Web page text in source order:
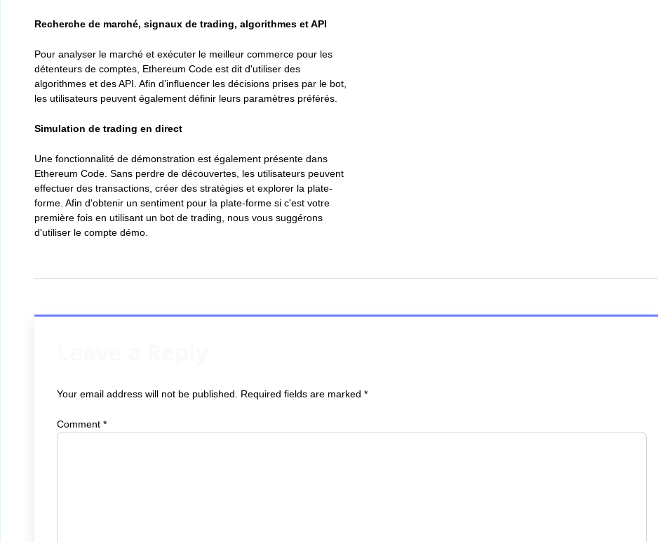
Recherche de marché, signaux de trading, algorithmes et API
Pour analyser le marché et exécuter le meilleur commerce pour les
détenteurs de comptes, Ethereum Code est dit d'utiliser des
algorithmes et des API. Afin d’influencer les décisions prises par le bot,
les utilisateurs peuvent également définir leurs paramètres préférés.
Simulation de trading en direct
Une fonctionnalité de démonstration est également présente dans
Ethereum Code. Sans perdre de découvertes, les utilisateurs peuvent
effectuer des transactions, créer des stratégies et explorer la plate-
forme. Afin d'obtenir un sentiment pour la plate-forme si c'est votre
première fois en utilisant un bot de trading, nous vous suggérons
d'utiliser le compte démo.
Your email address will not be published. Required fields are marked *
Comment *